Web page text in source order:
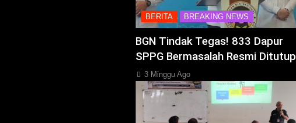
BERITA BREAKING NEWS
BGN Tindak Tegas! 833 Dapur
SPPG Bermasalah Resmi Ditutup
3 Minggu Ago